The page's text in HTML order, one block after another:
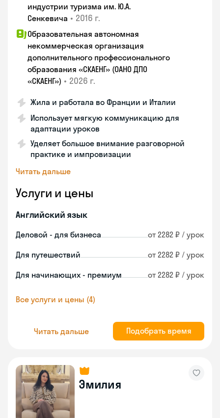
индустрии туризма им. Ю.А.
Сенкевича • 2016 г.
Образовательная автономная
некоммерческая организация
дополнительного профессионального
образования «СКАЕНГ» (ОАНО ДПО
«СКАЕНГ») • 2026 г.
Жила и работала во Франции и Италии
Использует мягкую коммуникацию для
адаптации уроков
Уделяет большое внимание разговорной
практике и импровизации
Читать дальше
Услуги и цены
Английский язык
Деловой - для бизнеса от 2282 ₽ / урок
Для путешествий от 2282 ₽ / урок
Для начинающих - премиум от 2282 ₽ / урок
Все услуги и цены (4)
Читать дальше Подобрать время
Эмилия